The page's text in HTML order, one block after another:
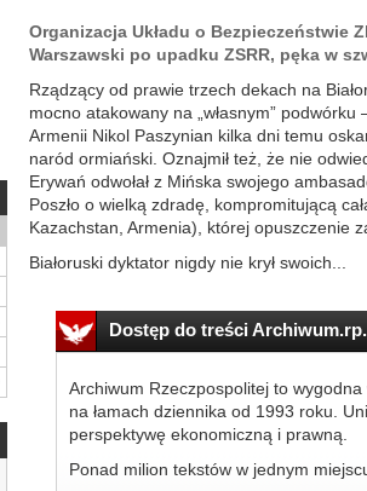
Organizacja Układu o Bezpieczeństwie
Warszawski po upadku ZSRR, pęka w
Rządzący od prawie trzech dekach na
mocno atakowany na „własnym”
Armenii Nikol Paszynian kilka dni temu
naród ormiański. Oznajmił też, że nie
Erywań odwołał z Mińska swojego
Poszło o wielką zdradę, kompromitującą
Kazachstan, Armenia), której opuszczenie
Białoruski dyktator nigdy nie krył swoich...
Dostęp do treści
Archiwum Rzeczpospolitej to
na łamach dziennika od 1993 roku.
perspektywę ekonomiczną i prawną.
Ponad milion tekstów w jednym